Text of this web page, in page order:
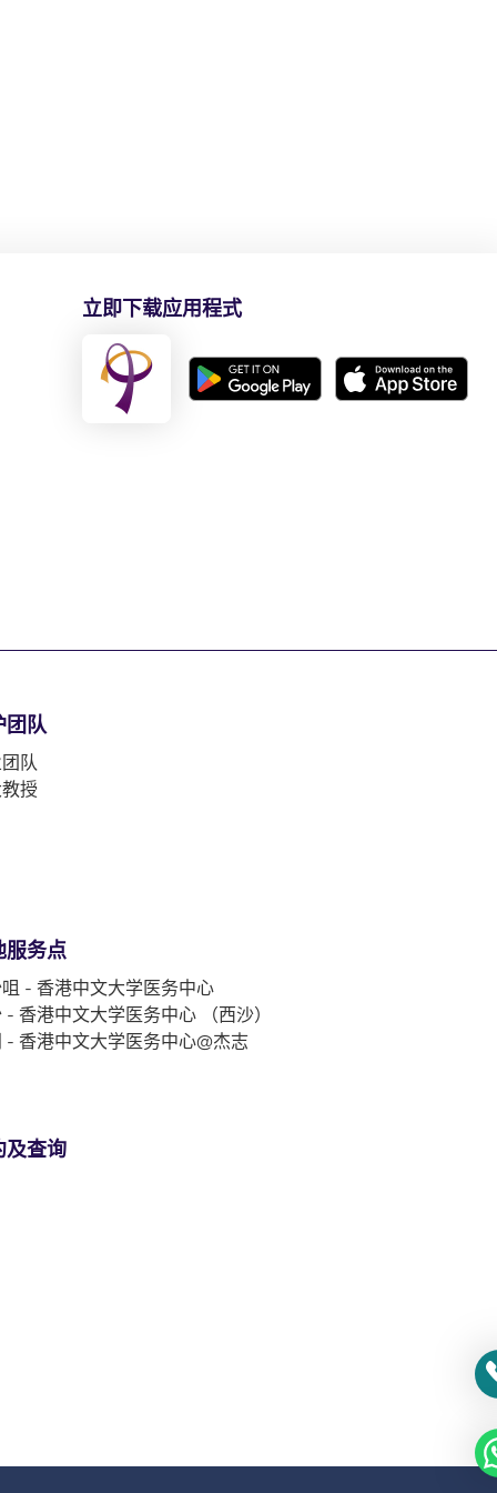
立即下载应用程式
团队
队
授
服务点
- 香港中文大学医务中心
- 香港中文大学医务中心 （西沙）
- 香港中文大学医务中心@杰志
及查询